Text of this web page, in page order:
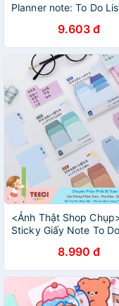
Planner note: To Do
Schedule note tại Corgi
Shop
9.603 đ
<Ảnh Thật Shop
Sticky Giấy Note To
8.990 đ